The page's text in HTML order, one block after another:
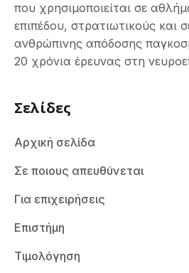
που χρησιμοποιείται σε
επιπέδου, στρατιωτικούς και
ανθρώπινης απόδοσης
20 χρόνια έρευνας στη
Σελίδες
Αρχική σελίδα
Σε ποιους απευθύνεται
Για επιχειρήσεις
Επιστήμη
Τιμολόγηση